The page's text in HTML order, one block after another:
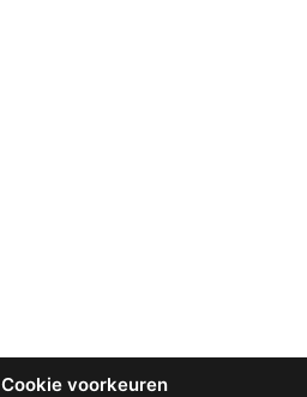
Cookie voorkeuren